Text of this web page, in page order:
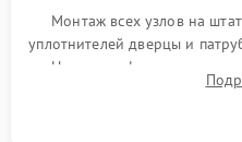
Монтаж всех узлов на
уплотнителей дверцы и
Надежная фиксация
сборка корпуса и